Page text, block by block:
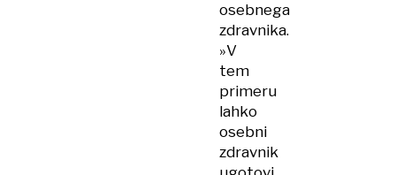
osebnega
zdravnika.
»V
tem
primeru
lahko
osebni
zdravnik